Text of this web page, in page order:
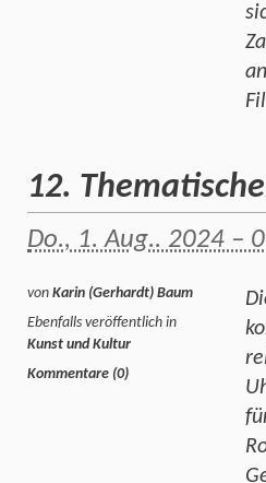
12.
Do., 1. Aug.. 2024 –
von Karin (Gerhardt) Baum
Ebenfalls veröffentlich in
Kunst und Kultur
Kommentare (0)